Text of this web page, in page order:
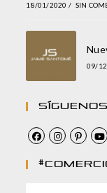
18/01/2020 / SIN
09/
Síguenos